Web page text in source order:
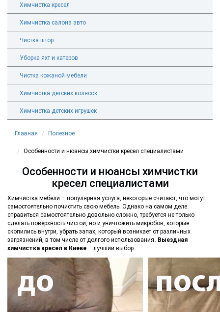
Химчистка кресел
Химчистка салона авто
Чистка штор
Уборка яхт и катеров
Чистка кожаной мебели
Химчистка детских колясок
Химчистка детских игрушек
Главная Полезное
Особенности и нюансы химчистки кресел специалистами
Особенности и нюансы химчистки
кресел специалистами
Химчистка мебели – популярная услуга, некоторые считают, что могут
самостоятельно почистить свою мебель. Однако на самом деле
справиться самостоятельно довольно сложно, требуется не только
сделать поверхность чистой, но и уничтожить микробов, которые
скопились внутри, убрать запах, который возникает от различных
загрязнений, в том числе от долгого использования. Выездная
химчистка кресел в Киеве – лучший выбор.